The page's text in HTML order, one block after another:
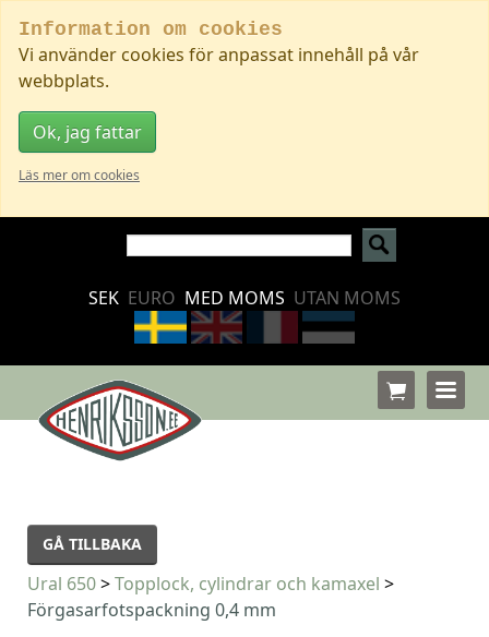
Information om cookies
Vi använder cookies för anpassat innehåll på vår
webbplats.
Ok, jag fattar
Läs mer om cookies
SEK EURO MED MOMS UTAN MOMS
GÅ TILLBAKA
Ural 650>Topplock, cylindrar och kamaxel >
Förgasarfotspackning 0,4 mm